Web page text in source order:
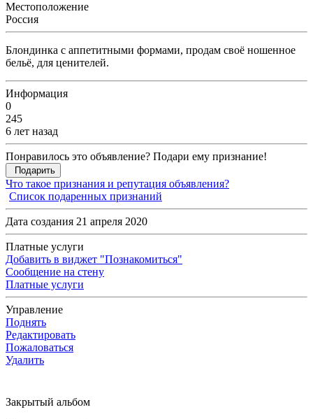
Местоположение
Россия
Блондинка с аппетитными формами, продам своё ношенное
бельё, для ценителей.
Информация
0
245
6 лет назад
Понравилось это объявление? Подари ему признание!
Подарить
Что такое признания и репутация объявления?
Список подаренных признаний
Дата создания 21 апреля 2020
Платные услуги
Добавить в виджет "Познакомиться"
Сообщение на стену
Платные услуги
Управление
Поднять
Редактировать
Пожаловаться
Удалить
Закрытый альбом